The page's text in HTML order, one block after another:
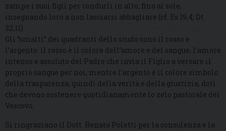
zampe i suoi figli per condurli in alto, fino al sole,
insegnando loro a non lasciarsi abbagliare (cf. Es 19,4; Dt
32,11).
Gli “smalti” dei quadranti dello scudo sono il rosso e
l’argento: il rosso è il colore dell’amore e del sangue, l’amore
intenso e assoluto del Padre che invia il Figlio a versare il
proprio sangue per noi, mentre l’argento è il colore simbolo
della trasparenza, quindi della verità e della giustizia, doti
che devono sostenere quotidianamente lo zelo pastorale del
Vescovo.
Si ringraziano il Dott. Renato Poletti per la consulenza e la